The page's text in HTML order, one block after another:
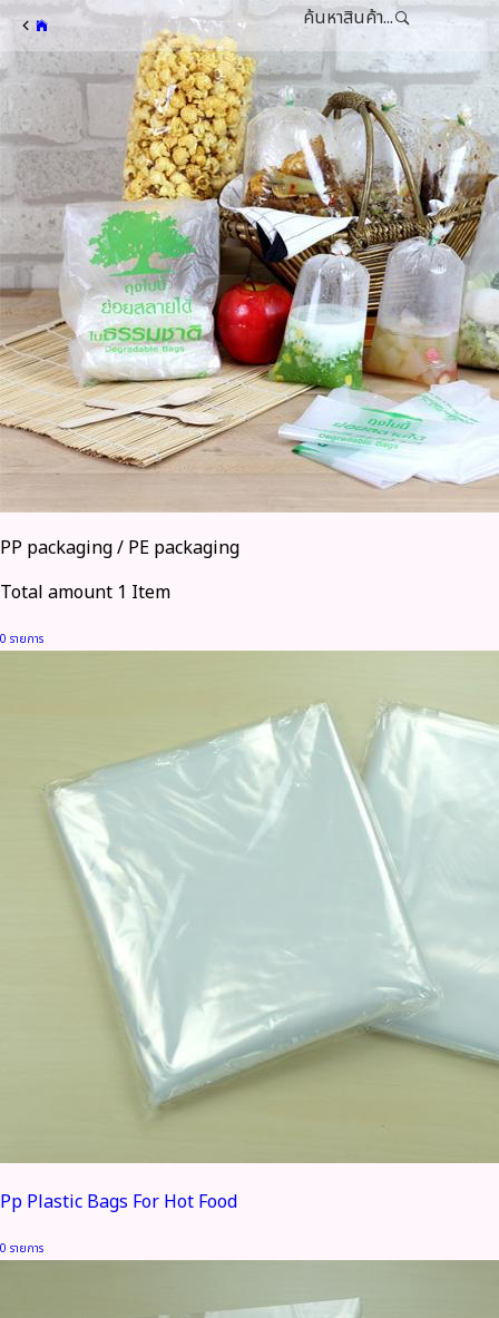
ค้นหาสินค้า...
PP packaging / PE packaging
Total amount 1 Item
0 รายการ
Pp Plastic Bags For Hot Food
0 รายการ